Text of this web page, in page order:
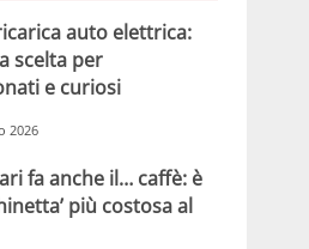
auto elettrica:
scelta per
e curiosi
2026
fa anche il… caffè: è
più costosa al